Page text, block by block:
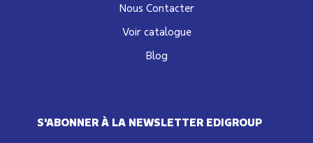
S'ABONNER À LA NEWSLETTER EDIGROUP
Nous Contacter
Voir catalogue
Blog